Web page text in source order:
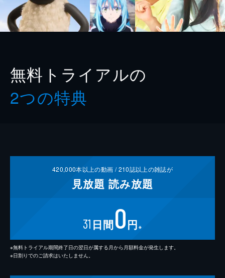
無料トライアルの
2つの特典
420,000本以上の動画 /210誌以上の雑誌が
見放題 読み放題
31 日間0円 ※
※無料トライアル期間終了日の翌日が属する月から月額料金が発生します。
※日割りでのご請求はいたしません。